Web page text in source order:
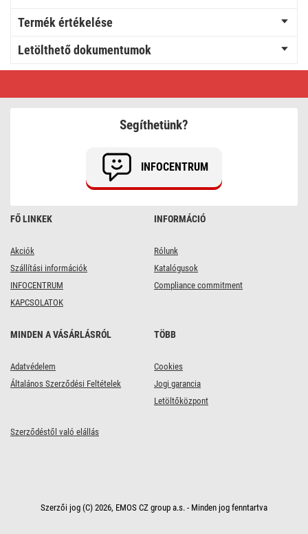
Termék értékelése
Letölthető dokumentumok
FŐ LINKEK
Akciók
Szállítási információk
INFOCENTRUM
KAPCSOLATOK
INFORMÁCIÓ
Rólunk
Katalógusok
Compliance commitment
MINDEN A VÁSÁRLÁSRÓL
Adatvédelem
Általános Szerződési Feltételek
TÖBB
Cookies
Jogi garancia
Letöltőközpont
Szerződéstől való elállás
Segíthetünk?
INFOCENTRUM
Szerzői jog (C) 2026, EMOS CZ group a.s. - Minden jog fenntartva